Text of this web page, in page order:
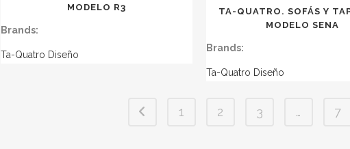
MODELO R3
Brands:
Ta-Quatro Diseño
TA-QUATRO. SOFÁS Y
MODELO SENA
Brands:
Ta-Quatro Diseño
1 2 3 … 7